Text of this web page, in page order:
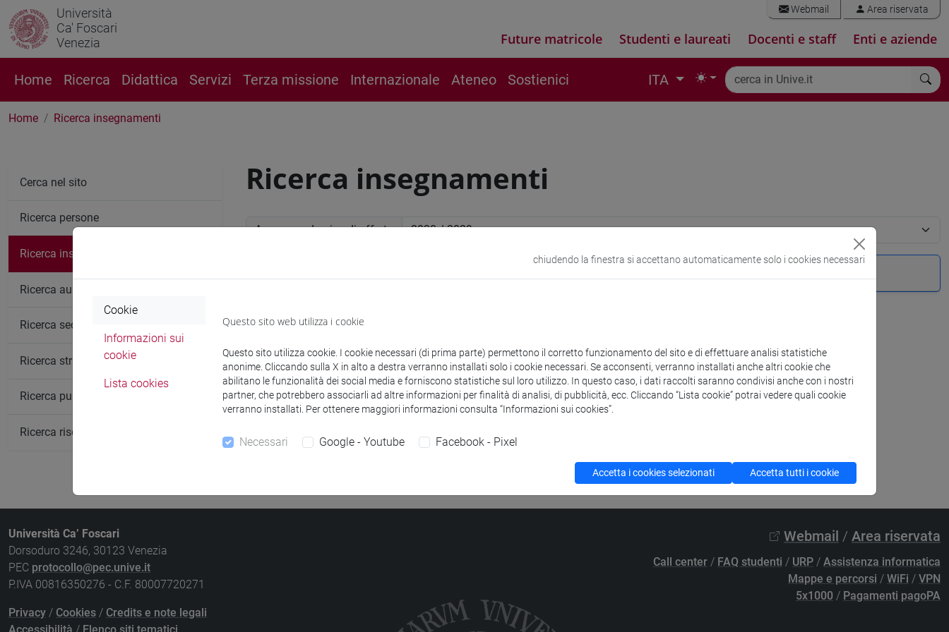
Università
Ca' Foscari
Venezia
Webmail Area riservata
Future matricole Studenti e laureati Docenti e staff Enti e aziende
Home Ricerca Didattica Servizi Terza missione Internazionale Ateneo Sostienici ITA
Home Ricerca insegnamenti
Ricerca insegnamenti
Anno accademico di offerta
Non ci sono insegnamenti che corrispondono ai criteri di ricerca.
Cerca nel sito
Ricerca persone
Ricerca insegnamenti
Ricerca aule
Ricerca sedi
Ricerca strutture
Ricerca pubblicazioni
Ricerca risorse bibliografiche
Università Ca’ Foscari
Dorsoduro 3246, 30123 Venezia
PEC protocollo@pec.unive.it
P.IVA 00816350276 - C.F. 80007720271
Privacy / Cookies / Credits e note legali
Webmail / Area riservata
Call center / FAQ studenti / URP / Assistenza informatica
Mappe e percorsi / WiFi / VPN
5x1000 / Pagamenti pagoPA
chiudendo la finestra si accettano automaticamente solo i cookies necessari
Cookie
Informazioni sui
cookie
Lista cookies
Questo sito web utilizza i cookie
Questo sito utilizza cookie. I cookie necessari (di prima parte) permettono il corretto funzionamento del sito e di effettuare analisi statistiche
anonime. Cliccando sulla X in alto a destra verranno installati solo i cookie necessari. Se acconsenti, verranno installati anche altri cookie che
abilitano le funzionalità dei social media e forniscono statistiche sul loro utilizzo. In questo caso, i dati raccolti saranno condivisi anche con i nostri
partner, che potrebbero associarli ad altre informazioni per finalità di analisi, di pubblicità, ecc. Cliccando “Lista cookie” potrai vedere quali cookie
verranno installati. Per ottenere maggiori informazioni consulta “Informazioni sui cookies”.
Necessari Google - Youtube Facebook - Pixel
Accetta i cookies selezionati Accetta tutti i cookie